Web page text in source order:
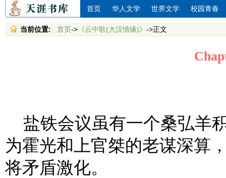
首页 华人文学 世界文学 校园青春
当前位置: 首页-> 《云中歌(大汉情缘)》 ->正文
盐铁会议虽有一个桑弘羊
为霍光和上官桀的老谋深算
将矛盾激化。